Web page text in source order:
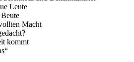
Leute
Macht
kommt